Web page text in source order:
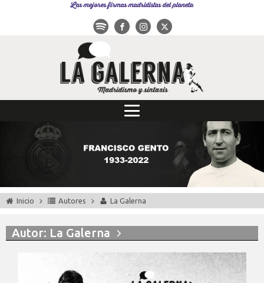
Las mejores firmas madridistas del planeta
Inicio Autores La Galerna
Autor: La Galerna